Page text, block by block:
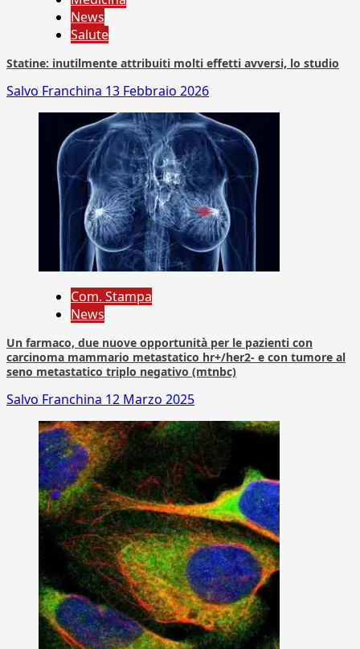
News
Salute
Statine: inutilmente attribuiti molti effetti avversi, lo studio
Salvo Franchina 13 Febbraio 2026
Com. Stampa
News
Un farmaco, due nuove opportunità per le pazienti con
carcinoma mammario metastatico hr+/her2- e con tumore al
seno metastatico triplo negativo (mtnbc)
Salvo Franchina 12 Marzo 2025